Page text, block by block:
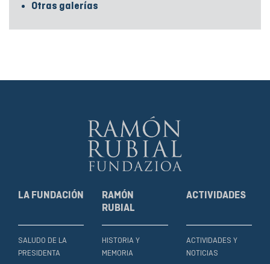
Otras galerías
LA FUNDACIÓN
SALUDO DE LA
PRESIDENTA
RAMÓN
RUBIAL
HISTORIA Y
MEMORIA
ACTIVIDADES
ACTIVIDADES Y
NOTICIAS